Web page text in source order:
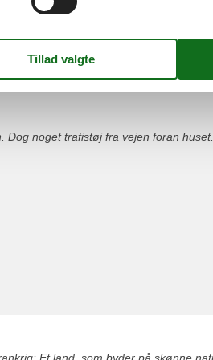
noget trafistøj fra vejen foran huset.
Et land, som byder på skønne